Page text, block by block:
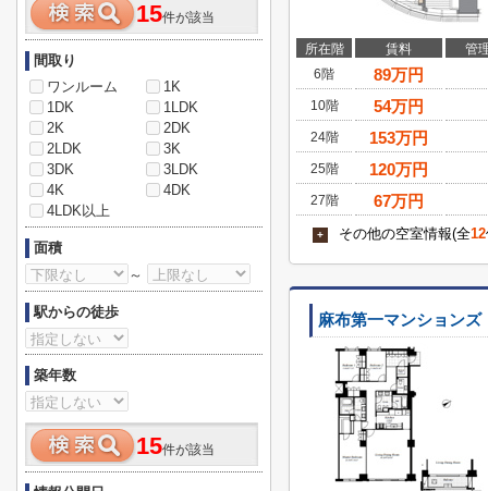
所在階 賃料
管
6階
89万円
10階 54万円
24階 153万円
25階 120万円
27階 67万円
+ その他の空室情報(全12
麻布第一マンションズ
15件が該当
間取り
ワンルーム
1K
1DK
1LDK
2K
2DK
2LDK
3K
3DK
3LDK
4K
4DK
4LDK以上
面積
～
駅からの徒歩
築年数
15件が該当